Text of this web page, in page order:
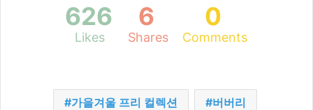
626
Likes
6
Shares
0
Comments
가을겨울 프리 컬렉션 버버리